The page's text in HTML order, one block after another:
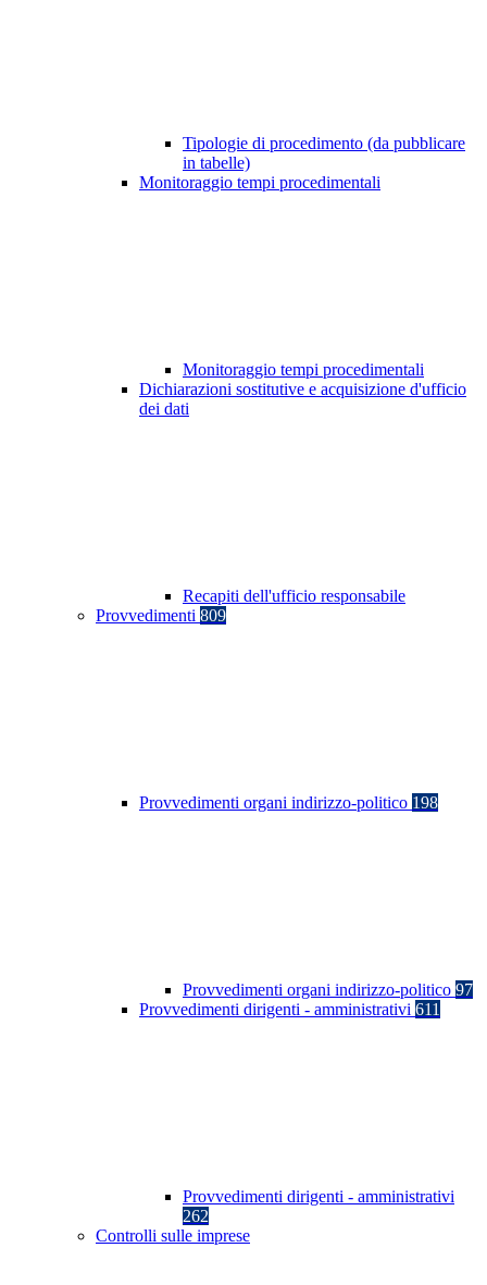
Tipologie di procedimento (da pubblicare
in tabelle)
Monitoraggio tempi procedimentali
Monitoraggio tempi procedimentali
Dichiarazioni sostitutive e acquisizione d'ufficio
dei dati
Recapiti dell'ufficio responsabile
Provvedimenti 809
Provvedimenti organi indirizzo-politico 198
Provvedimenti organi indirizzo-politico 97
Provvedimenti dirigenti - amministrativi 611
Provvedimenti dirigenti - amministrativi
262
Controlli sulle imprese